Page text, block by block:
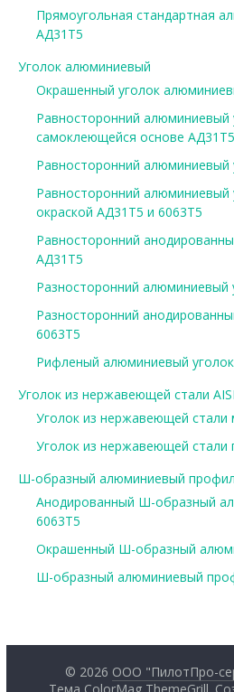
Прямоугольная стандартная
АД31Т5
Уголок алюминиевый
Окрашенный уголок
Равносторонний алюминиевый
самоклеющейся основе
Равносторонний алюминиевый
Равносторонний алюминиевый
окраской АД31Т5 и 6063Т5
Равносторонний
АД31Т5
Разносторонний алюминиевый
Разносторонний
6063Т5
Рифленый алюминиевый уголок
Уголок из нержавеющей стали
Уголок из нержавеющей стали
Уголок из нержавеющей стали
Ш-образный алюминиевый
Анодированный Ш-образный
6063Т5
Окрашенный Ш-образный
Ш-образный алюминиевый
© 2026 ООО "ПилотПро-
Тема ColorMag ThemeGrill .